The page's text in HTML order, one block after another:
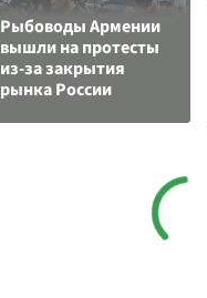
Рыбоводы Армении
вышли на протесты
из-за закрытия
рынка России